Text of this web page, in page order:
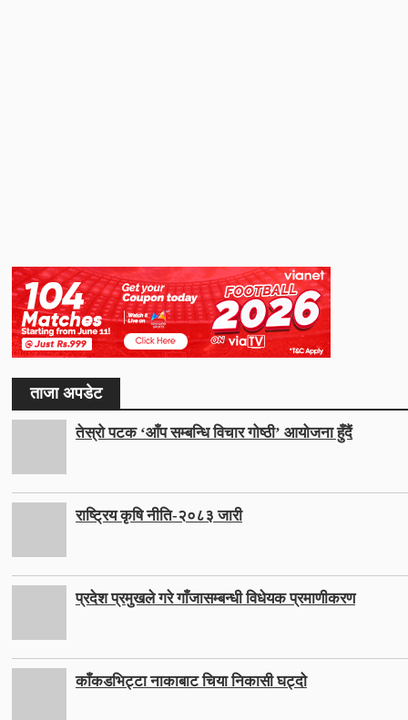
ताजा अपडेट
तेस्रो पटक ‘आँप सम्बन्धि विचार गोष्ठी’ आयोजना हुँदैं
राष्ट्रिय कृषि नीति-२०८३ जारी
प्रदेश प्रमुखले गरे गाँजासम्बन्धी विधेयक प्रमाणीकरण
काँकडभिट्टा नाकाबाट चिया निकासी घट्दो